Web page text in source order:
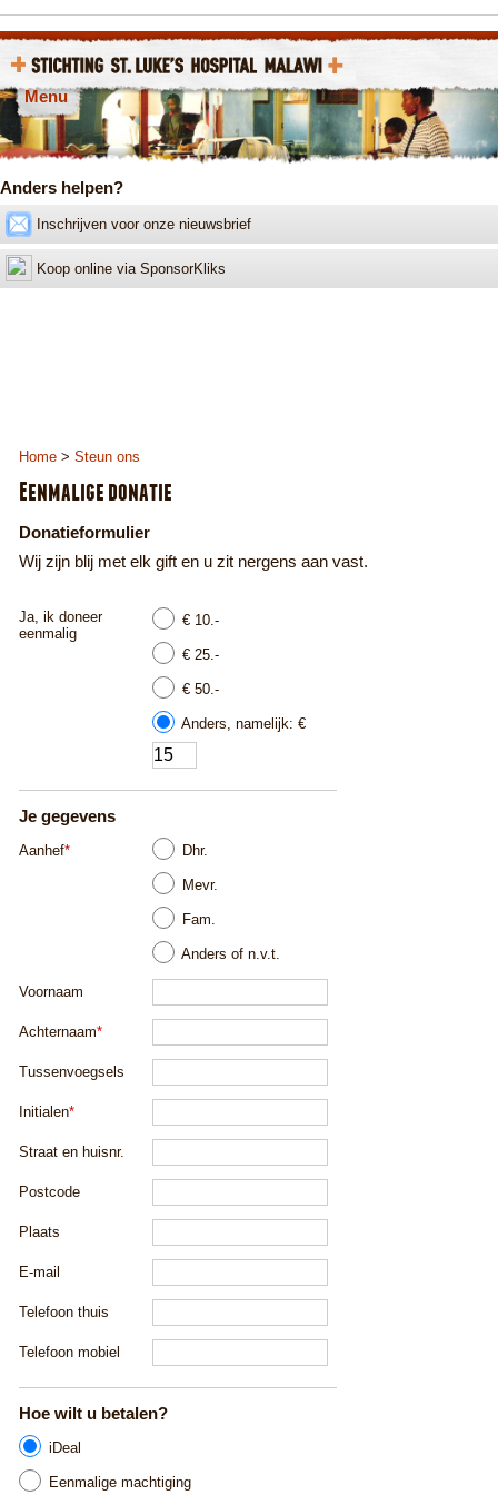
Direct doneren?
Eenmalige donatie
Vaste donateur worden
Anders helpen?
Inschrijven voor onze nieuwsbrief
Koop online via SponsorKliks
Menu
Home > Steun ons
Eenmalige donatie
Donatieformulier
Wij zijn blij met elk gift en u zit nergens aan vast.
Ja, ik doneer
eenmalig
€ 10.-
€ 25.-
€ 50.-
Anders, namelijk: €
Je gegevens
Aanhef* Dhr.
Mevr.
Fam.
Anders of n.v.t.
Voornaam
Achternaam*
Tussenvoegsels
Initialen*
Straat en huisnr.
Postcode
Plaats
E-mail
Telefoon thuis
Telefoon mobiel
Hoe wilt u betalen?
iDeal
Eenmalige machtiging